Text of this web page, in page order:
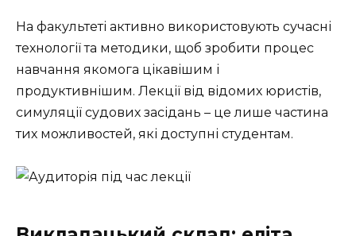
На факультеті активно використовують сучасні
технології та методики, щоб зробити процес
навчання якомога цікавішим і
продуктивнішим. Лекції від відомих юристів,
симуляції судових засідань – це лише частина
тих можливостей, які доступні студентам.